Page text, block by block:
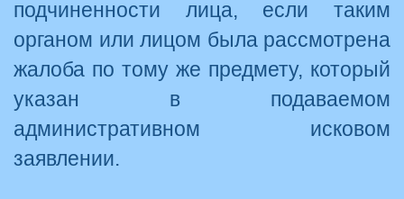
подчиненности лица, если таким
органом или лицом была рассмотрена
жалоба по тому же предмету, который
указан в подаваемом
административном исковом
заявлении.